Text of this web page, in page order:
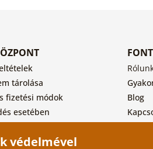
tárolása
fizetési módok
esetében
Blog
védelmével